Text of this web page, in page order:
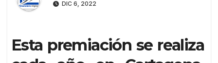
DIC 6, 2022
Esta premiación se realiza